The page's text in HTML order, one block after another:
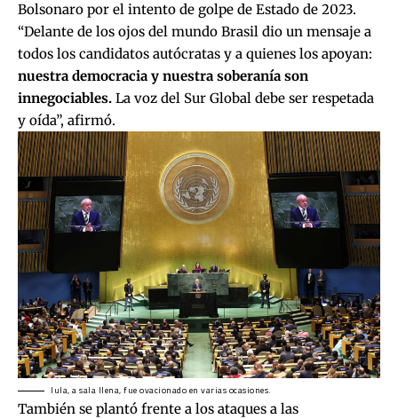
Bolsonaro por el intento de golpe de Estado de 2023.
“Delante de los ojos del mundo Brasil dio un mensaje a
todos los candidatos autócratas y a quienes los apoyan:
nuestra democracia y nuestra soberanía son
innegociables. La voz del Sur Global debe ser respetada
y oída”, afirmó.
lula, a sala llena, fue ovacionado en varias ocasiones.
También se plantó frente a los ataques a las